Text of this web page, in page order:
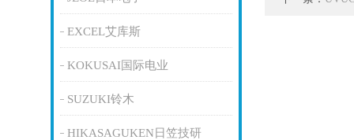
EXCEL艾库斯
KOKUSAI国际电业
SUZUKI铃木
HIKASAGUKEN日笠技研